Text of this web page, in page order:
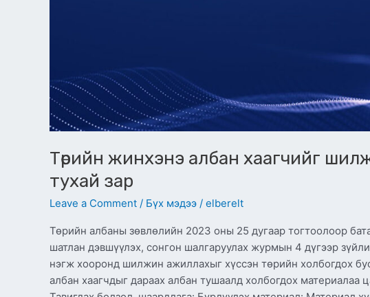
Төрийн жинхэнэ албан хаагчийг
тухай зар
Leave a Comment / Бүх мэдээ / elberelt
Төрийн албаны зөвлөлийн 2023 оны 25 дугаар тогтоолоор
шатлан дэвшүүлэх, сонгон шалгаруулах журмын 4 дүгээр
нэгж хооронд шилжин ажиллахыг хүссэн төрийн холбогдох
албан хаагчдыг дараах албан тушаалд холбогдох